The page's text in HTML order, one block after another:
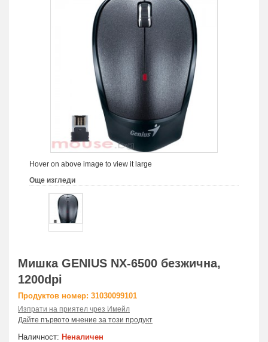
Hover on above image to view it large
Още изгледи
Мишка GENIUS NX-6500 безжична,
1200dpi
Продуктов номер: 31030099101
Изпрати на приятел чрез Имейл
Дайте първото мнение за този продукт
Наличност: Неналичен